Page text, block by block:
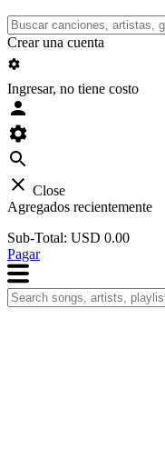
Crear una cuenta
Ingresar, no tiene costo
Close
Agregados recientemente
Sub-Total: USD 0.00
Pagar